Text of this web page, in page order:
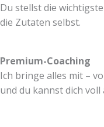
Du stellst die
die Zutaten selbst.
Premium-Coaching
Ich bringe alles mit –
und du kannst dich